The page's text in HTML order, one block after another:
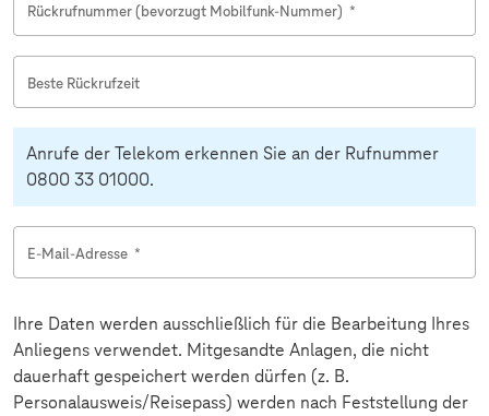
Rückrufnummer (bevorzugt Mobilfunk-Nummer) *
Beste Rückrufzeit
Anrufe der Telekom erkennen Sie an der Rufnummer
0800 33 01000.
E-Mail-Adresse *
Ihre Daten werden ausschließlich für die Bearbeitung Ihres
Anliegens verwendet. Mitgesandte Anlagen, die nicht
dauerhaft gespeichert werden dürfen (z. B.
Personalausweis/Reisepass) werden nach Feststellung der